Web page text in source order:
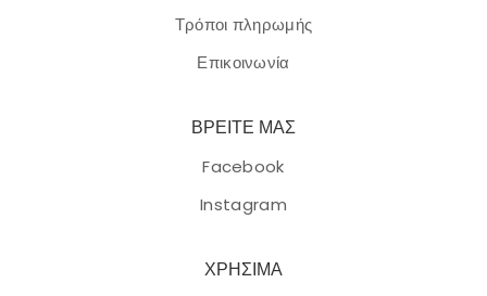
Τρόποι πληρωμής
Επικοινωνία
ΒΡΕΙΤΕ ΜΑΣ
Facebook
Instagram
ΧΡΗΣΙΜΑ